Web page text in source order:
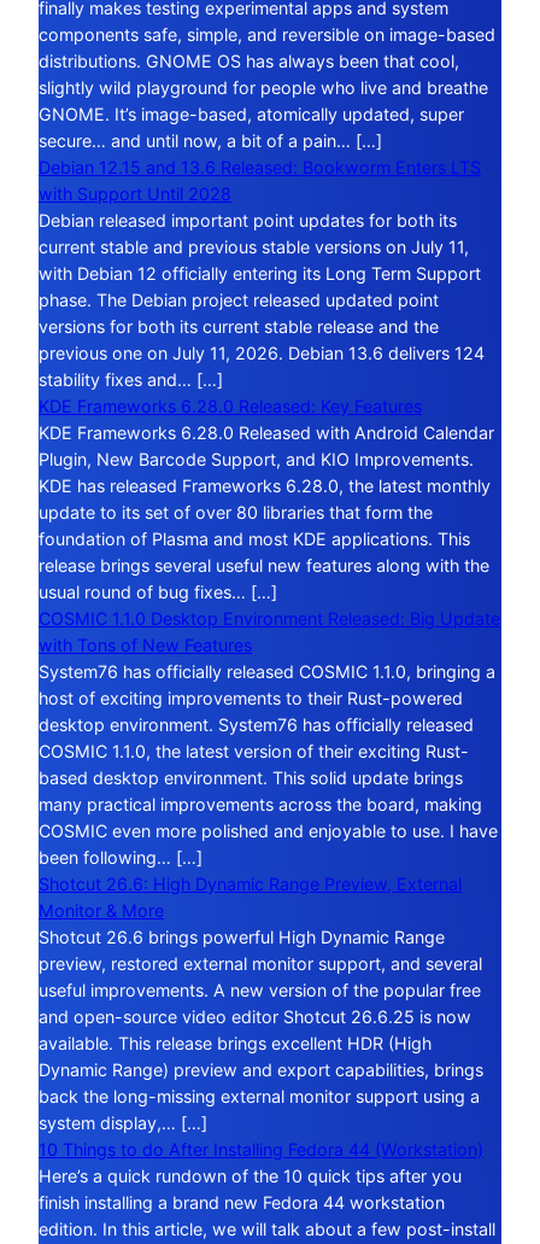
finally makes testing experimental apps and system
components safe, simple, and reversible on image-based
distributions. GNOME OS has always been that cool,
slightly wild playground for people who live and breathe
GNOME. It’s image-based, atomically updated, super
secure… and until now, a bit of a pain… […]
Debian 12.15 and 13.6 Released: Bookworm Enters LTS
with Support Until 2028
Debian released important point updates for both its
current stable and previous stable versions on July 11,
with Debian 12 officially entering its Long Term Support
phase. The Debian project released updated point
versions for both its current stable release and the
previous one on July 11, 2026. Debian 13.6 delivers 124
stability fixes and… […]
KDE Frameworks 6.28.0 Released: Key Features
KDE Frameworks 6.28.0 Released with Android Calendar
Plugin, New Barcode Support, and KIO Improvements.
KDE has released Frameworks 6.28.0, the latest monthly
update to its set of over 80 libraries that form the
foundation of Plasma and most KDE applications. This
release brings several useful new features along with the
usual round of bug fixes… […]
COSMIC 1.1.0 Desktop Environment Released: Big Update
with Tons of New Features
System76 has officially released COSMIC 1.1.0, bringing a
host of exciting improvements to their Rust-powered
desktop environment. System76 has officially released
COSMIC 1.1.0, the latest version of their exciting Rust-
based desktop environment. This solid update brings
many practical improvements across the board, making
COSMIC even more polished and enjoyable to use. I have
been following… […]
Shotcut 26.6: High Dynamic Range Preview, External
Monitor & More
Shotcut 26.6 brings powerful High Dynamic Range
preview, restored external monitor support, and several
useful improvements. A new version of the popular free
and open-source video editor Shotcut 26.6.25 is now
available. This release brings excellent HDR (High
Dynamic Range) preview and export capabilities, brings
back the long-missing external monitor support using a
system display,… […]
10 Things to do After Installing Fedora 44 (Workstation)
Here’s a quick rundown of the 10 quick tips after you
finish installing a brand new Fedora 44 workstation
edition. In this article, we will talk about a few post-install